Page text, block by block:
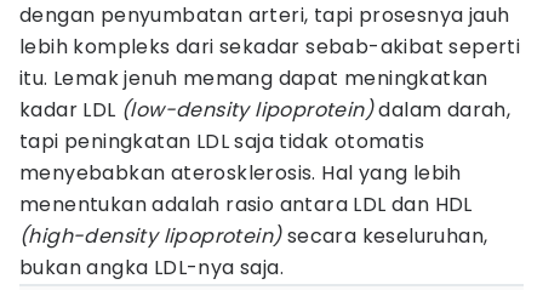
dengan penyumbatan arteri, tapi prosesnya jauh
lebih kompleks dari sekadar sebab-akibat seperti
itu. Lemak jenuh memang dapat meningkatkan
kadar LDL (low-density lipoprotein)dalam darah,
tapi peningkatan LDL saja tidak otomatis
menyebabkan aterosklerosis. Hal yang lebih
menentukan adalah rasio antara LDL dan HDL
(high-density lipoprotein)secara keseluruhan,
bukan angka LDL-nya saja.